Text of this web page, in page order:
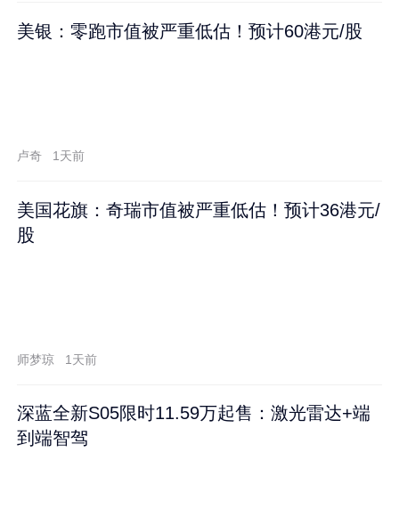
美银：零跑市值被严重低估！预计60港元/股
卢奇 1天前
美国花旗：奇瑞市值被严重低估！预计36港元/
股
师梦琼 1天前
深蓝全新S05限时11.59万起售：激光雷达+端
到端智驾